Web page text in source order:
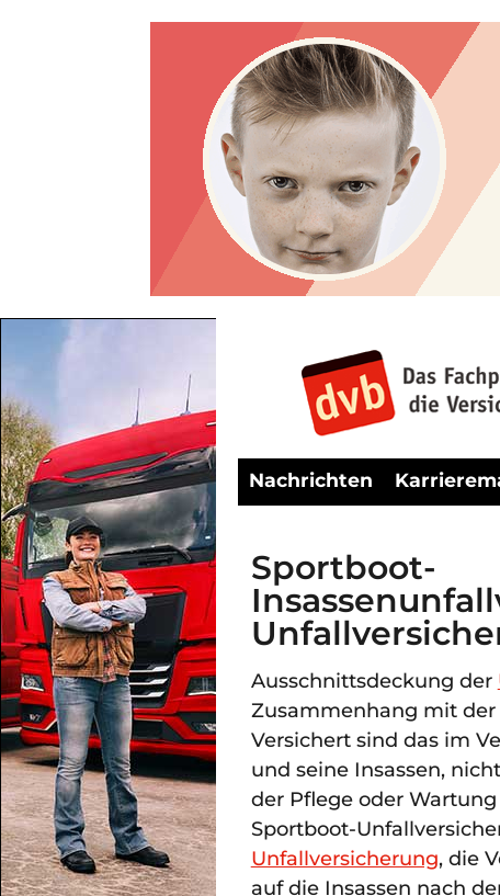
Nachrichten
Sportboot-
Ausschnittsdeckung der
Zusammenhang mit
Versichert sind das im
und seine Insassen,
der Pflege oder
Sportboot-
Unfallversicherung, die
auf die Insassen nach